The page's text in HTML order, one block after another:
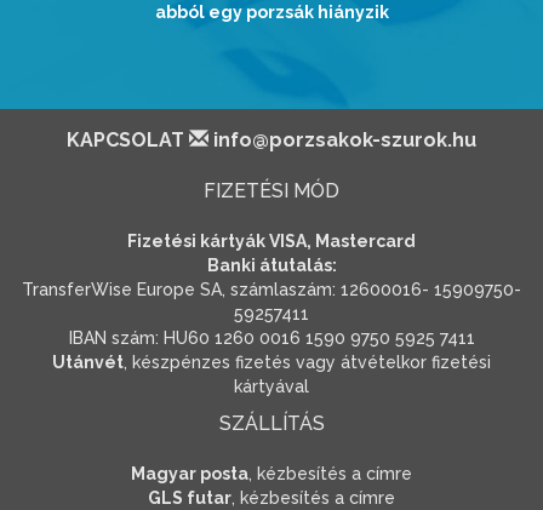
abból egy porzsák hiányzik
KAPCSOLAT info@porzsakok-szurok.hu
FIZETÉSI MÓD
Fizetési kártyák VISA, Mastercard
Banki átutalás:
TransferWise Europe SA, számlaszám: 12600016- 15909750-
59257411
IBAN szám: HU60 1260 0016 1590 9750 5925 7411
Utánvét , készpénzes fizetés vagy átvételkor fizetési
kártyával
SZÁLLÍTÁS
Magyar posta , kézbesítés a címre
GLS futar , kézbesítés a címre